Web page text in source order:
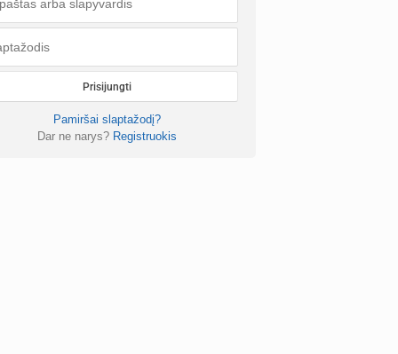
Prisijungti
Pamiršai slaptažodį?
Dar ne narys? Registruokis